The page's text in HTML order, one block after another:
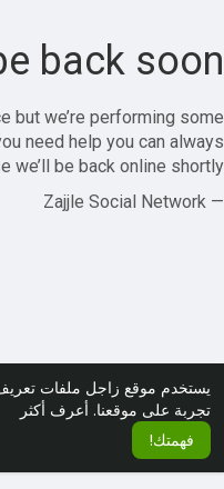
يستخدم موقع زاجل ملفات
تجربة على موقعنا. أعرف أكثر
فهمتك!
back soon!
but we’re performing some
need help you can always
we’ll be back online shortly!
— Zajjle Social Network